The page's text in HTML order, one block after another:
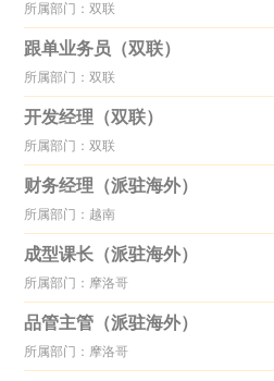
所属部门：双联
跟单业务员（双联）
所属部门：双联
开发经理（双联）
所属部门：双联
财务经理（派驻海外）
所属部门：越南
成型课长（派驻海外）
所属部门：摩洛哥
品管主管（派驻海外）
所属部门：摩洛哥